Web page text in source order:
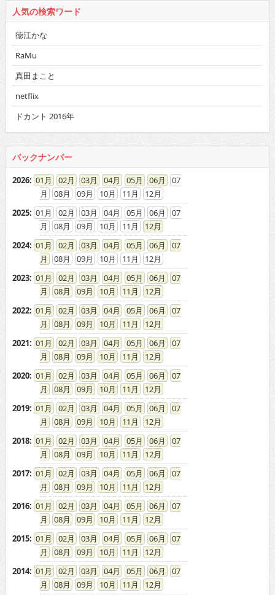
人気の検索ワード
徳江かな
RaMu
真田まこと
netflix
ドカント 2016年
バックナンバー
2026: 01 02 03 04 05 06
07
08
09 10 11
12
2025: 01 02 03 04 05 06
07
08
09 10 11
12
2024: 01 02 03 04 05 06
07
08
09 10 11
12
2023: 01 02 03 04 05 06
07
08
09 10 11
12
2022: 01 02 03 04 05 06
07
08
09 10 11
12
2021: 01 02 03 04 05 06
07
08
09 10 11
12
2020: 01 02 03 04 05 06
07
08
09 10 11
12
2019: 01 02 03 04 05 06
07
08
09 10 11
12
2018: 01 02 03 04 05 06
07
08
09 10 11
12
2017: 01 02 03 04 05 06
07
08
09 10 11
12
2016: 01 02 03 04 05 06
07
08
09 10 11
12
2015: 01 02 03 04 05 06
07
08
09 10 11
12
2014: 01 02 03 04 05 06
07
08
09 10 11
12